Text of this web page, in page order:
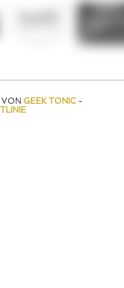
VON GEEK TONIC -